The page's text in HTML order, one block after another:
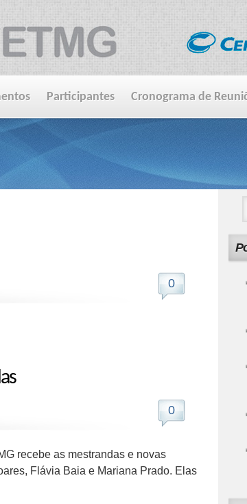
Participantes Cronograma de
0
0
recebe as mestrandas e novas
Flávia Baia e Mariana Prado. Elas